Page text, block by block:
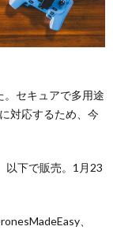
セキュアで多用途
対応するため、今
以下で販売。1月23
、